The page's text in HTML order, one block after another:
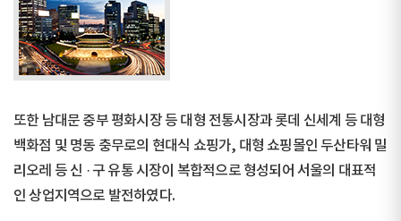
또한 남대문 중부 평화시장 등 대형 전통시장과 롯데 신세계 등 대형
백화점 및 명동 충무로의 현대식 쇼핑가, 대형 쇼핑몰인 두산타워 밀
리오레 등 신 · 구 유통 시장이 복합적으로 형성되어 서울의 대표적
인 상업지역으로 발전하였다.